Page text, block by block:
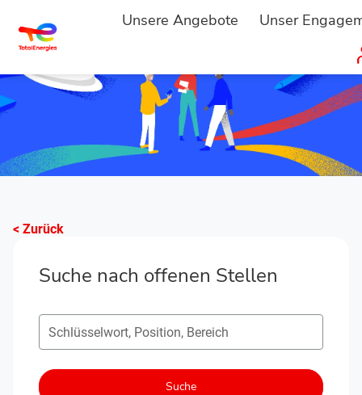
Unsere Angebote Unser
< Zurück
Suche nach offenen Stellen
Suche nach offenen Positionen
Suche